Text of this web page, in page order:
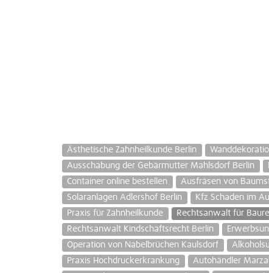
Ästhetische Zahnheilkunde Berlin
Ausschabung der Gebärmutter Mahlsdorf Berlin
Container online bestellen
Ausfräsen von
Solaranlagen Adlershof Berlin
Kfz Schaden im
Praxis für Zahnheilkunde
Rechtsanwalt für
Rechtsanwalt Kindschaftsrecht Berlin
Operation von Nabelbrüchen Kaulsdorf
Praxis Hochdruckerkrankung
Autohändler